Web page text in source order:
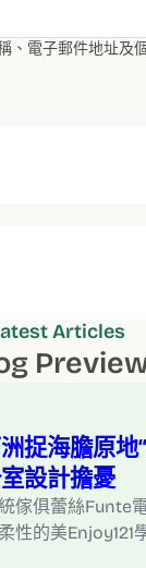
、電子郵件地址及
Articles
捉海膽原地
設計擔憂
傢俱蕾絲Funte
性的美Enjoy121